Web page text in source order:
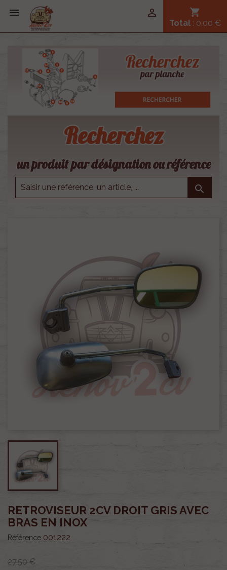
 shopping_cart
Total : 0,00 €

Recherchez
un produit par désignation ou référence

RETROVISEUR 2CV DROIT GRIS AVEC
BRAS EN INOX
Référence 001222
27,50 €